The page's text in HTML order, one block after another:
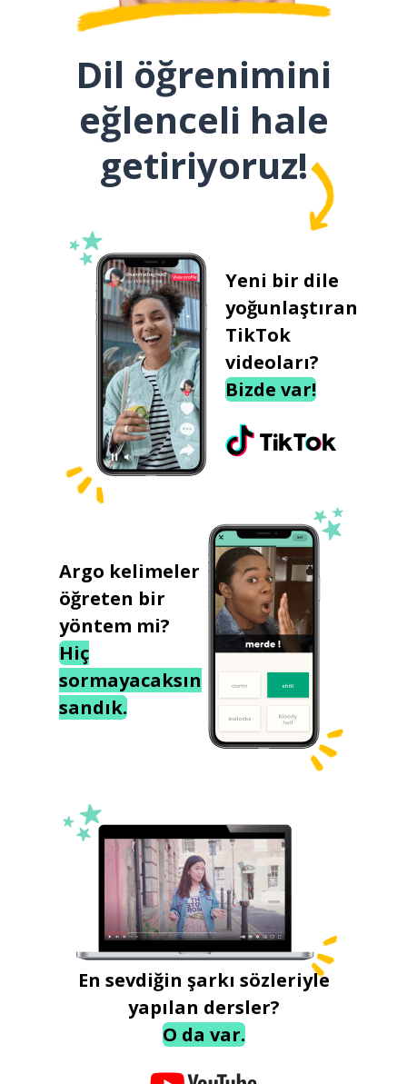
Dil öğrenimini
eğlenceli hale
getiriyoruz!
Yeni bir dile
yoğunlaştıran
TikTok
videoları?
Bizde var!
Argo kelimeler
öğreten bir
yöntem mi?
Hiç
sormayacaksın
sandık.
En sevdiğin şarkı sözleriyle
yapılan dersler?
O da var.